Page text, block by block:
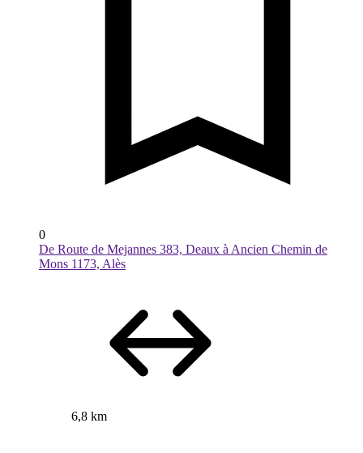
0
De Route de Mejannes 383, Deaux à Ancien Chemin de
Mons 1173, Alès
6,8 km